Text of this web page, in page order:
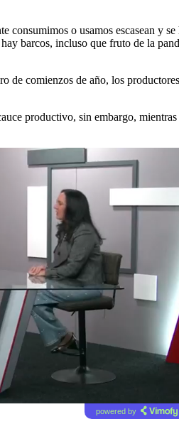
o usamos escasean y
barcos, incluso que fruto de la
de comienzos de año, los
productivo, sin embargo,
powered by